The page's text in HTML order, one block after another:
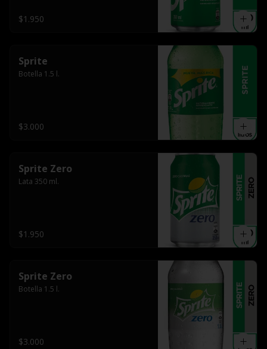
$1.950
Sprite
Botella 1.5 l.
$3.000
Sprite Zero
Lata 350 ml.
$1.950
Sprite Zero
Botella 1.5 l.
$3.000